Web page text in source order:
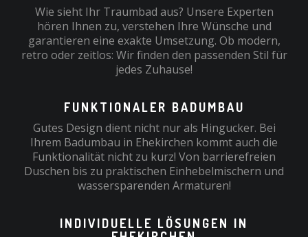
Wie sieht Ihr Traumbad aus? Unsere Experten
hören Ihnen zu, verstehen Ihre Wünsche und
garantieren eine exakte Umsetzung. Ob modern,
retro oder zeitlos: Wir finden den passenden Stil für
jedes Zuhause!
FUNKTIONALER BADUMBAU
Gutes Design dient nicht nur als Hingucker. Bei
Ihrem Badumbau in Ehekirchen kommt auch die
Funktionalität nicht zu kurz! Von barrierefreien
Duschen bis zu praktischen Einhebelmischern und
wassersparenden Armaturen!
INDIVIDUELLE LÖSUNGEN IN